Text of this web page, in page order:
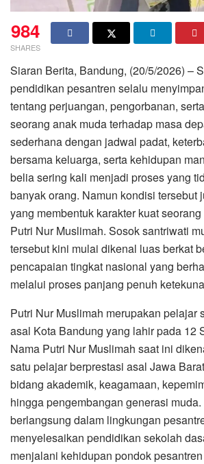
984
SHARES
Siaran Berita, Bandung, (20/5/2026) –
pendidikan pesantren selalu
tentang perjuangan, pengorbanan,
seorang anak muda terhadap masa
sederhana dengan jadwal padat,
bersama keluarga, serta kehidupan
belia sering kali menjadi proses yang
banyak orang. Namun kondisi tersebut
yang membentuk karakter kuat
Putri Nur Muslimah. Sosok santriwati
tersebut kini mulai dikenal luas berkat
pencapaian tingkat nasional yang
melalui proses panjang penuh
Putri Nur Muslimah merupakan pelajar
asal Kota Bandung yang lahir pada 12
Nama Putri Nur Muslimah saat ini
satu pelajar berprestasi asal Jawa
bidang akademik, keagamaan,
hingga pengembangan generasi
berlangsung dalam lingkungan
menyelesaikan pendidikan sekolah
menjalani kehidupan pondok